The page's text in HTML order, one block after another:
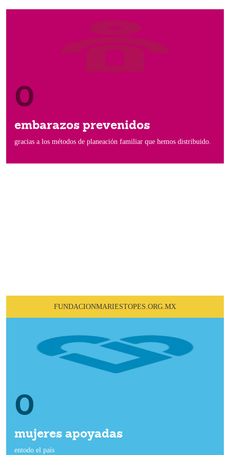
0
embarazos prevenidos
gracias a los métodos de planeación familiar que hemos distribuido.
FUNDACIONMARIESTOPES.ORG.MX
0
mujeres apoyadas
entodo el país